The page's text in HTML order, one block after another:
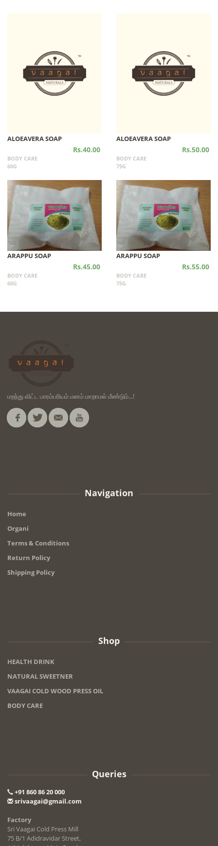
ALOEAVERA SOAP
Rs.40.00
BODY CARE
60G
ALOEAVERA SOAP
Rs.50.00
BODY CARE
75G
ARAPPU SOAP
Rs.45.00
BODY CARE
60G
ARAPPU SOAP
Rs.55.00
BODY CARE
75G
மறந்து விட்ட பாரம்பரியம் மனம் மாறாமல் மீண்டும்...!
Navigation
Home
Organi
Terms & Conditions
Return Policy
Shipping Policy
Shop
HEALTH DRINK
NATURAL SWEETNER
VAAGAI COLD WOOD PRESS OIL
BODY CARE
Queries
+91 860 86 20 000
srivaagai@gmail.com
Factory
Sri Vaagai Cold Press Mill
75 B/1 Adidravidar Street,